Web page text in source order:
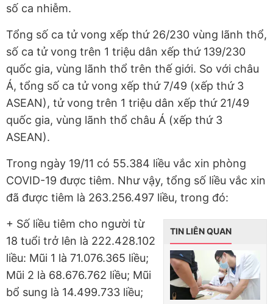
số ca nhiễm.
Tổng số ca tử vong xếp thứ 26/230 vùng lãnh thổ,
số ca tử vong trên 1 triệu dân xếp thứ 139/230
quốc gia, vùng lãnh thổ trên thế giới. So với châu
Á, tổng số ca tử vong xếp thứ 7/49 (xếp thứ 3
ASEAN), tử vong trên 1 triệu dân xếp thứ 21/49
quốc gia, vùng lãnh thổ châu Á (xếp thứ 3
ASEAN).
Trong ngày 19/11 có 55.384 liều vắc xin phòng
COVID-19 được tiêm. Như vậy, tổng số liều vắc xin
đã được tiêm là 263.256.497 liều, trong đó:
TIN LIÊN QUAN
+ Số liều tiêm cho người từ
18 tuổi trở lên là 222.428.102
liều: Mũi 1 là 71.076.365 liều;
Mũi 2 là 68.676.762 liều; Mũi
bổ sung là 14.499.733 liều;